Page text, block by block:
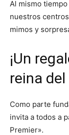
Al mismo
nuestros
mimos y
¡Un
reina
Como parte
invita a todos a
Premier».